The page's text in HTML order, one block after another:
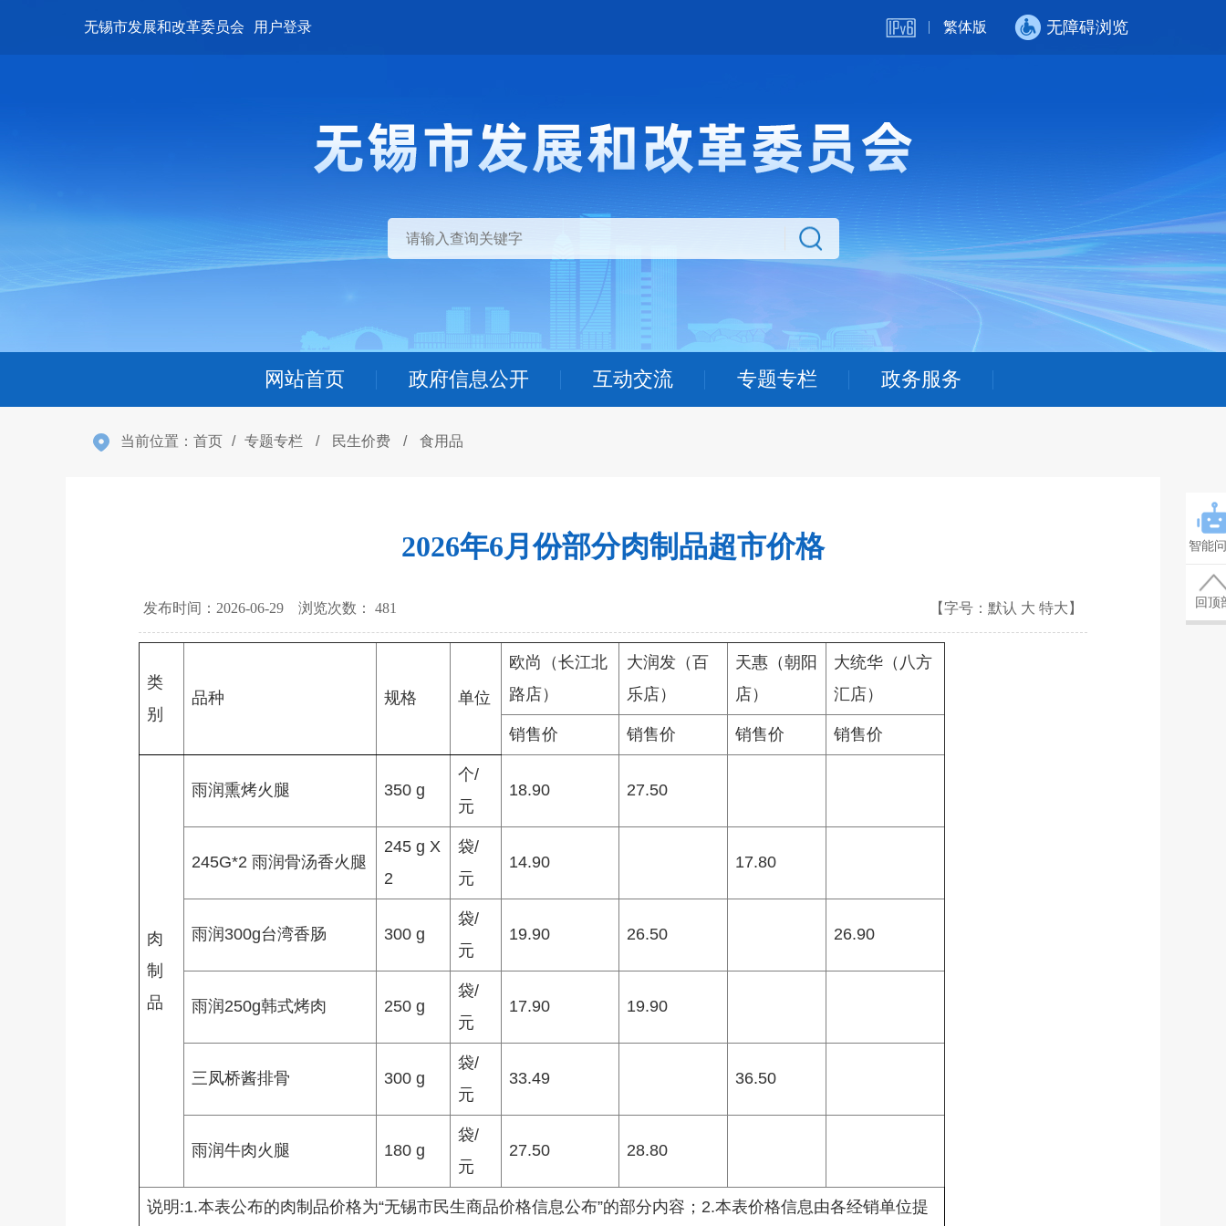
无锡市发展和改革委员会 用户登录 繁体版 无障碍浏览
网站首页 政府信息公开 互动交流 专题专栏 政务服务
当前位置： 首页 / 专题专栏 / 民生价费 / 食用品
2026年6月份部分肉制品超市价格
发布时间：2026-06-29 浏览次数： 481 【字号： 默认 大 特大 】
类
别
品种 规格 单位
欧尚（长江北
路店）
大润发（百
乐店）
天惠（朝阳
店）
大统华（八方
汇店）
销售价 销售价 销售价 销售价
肉
制
品
雨润熏烤火腿 350 g
个/
元
18.90 27.50
245G*2 雨润骨汤香火腿
245 g X
2
袋/
元
14.90 17.80
雨润300g台湾香肠 300 g
袋/
元
19.90 26.50 26.90
雨润250g韩式烤肉 250 g
袋/
元
17.90 19.90
三凤桥酱排骨 300 g
袋/
元
33.49 36.50
雨润牛肉火腿 180 g
袋/
元
27.50 28.80
说明:1.本表公布的肉制品价格为“无锡市民生商品价格信息公布”的部分内容；2.本表价格信息由各经销单位提
智能
回顶